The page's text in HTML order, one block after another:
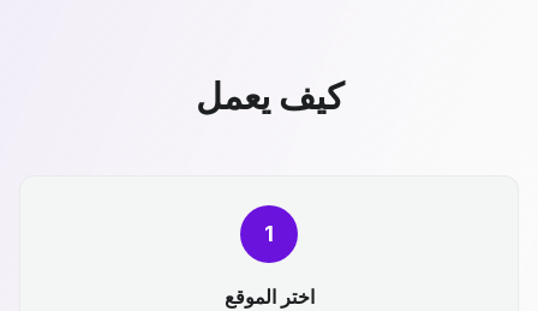
كيف يعمل
1
اختر الموقع